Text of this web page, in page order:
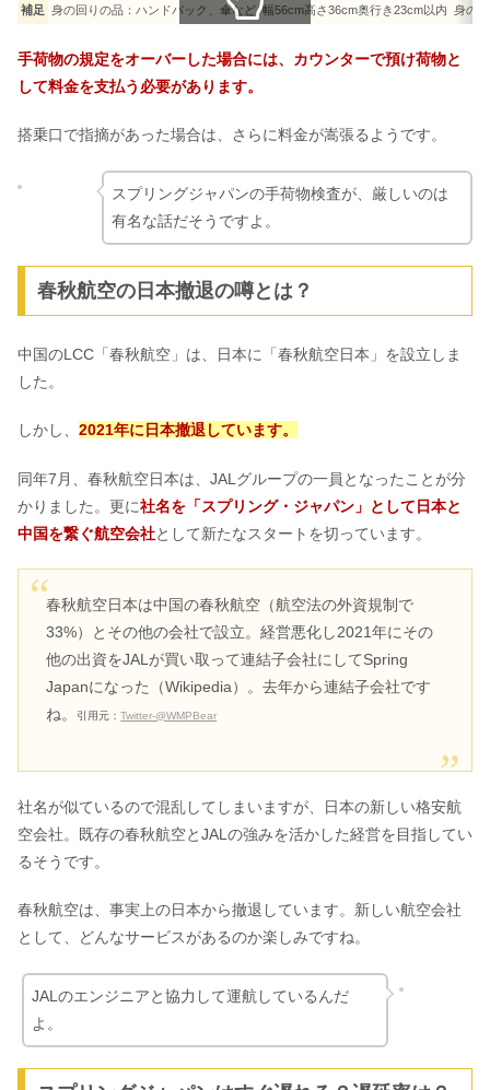
補足 身の回りの品：ハンドバック、傘など 幅56cm高さ36cm奥行き23cm以内 身の
手荷物の規定をオーバーした場合には、カウンターで預け荷物と
して料金を支払う必要があります。
搭乗口で指摘があった場合は、さらに料金が嵩張るようです。
スプリングジャパンの手荷物検査が、厳しいのは
有名な話だそうですよ。
春秋航空の日本撤退の噂とは？
中国のLCC「春秋航空」は、日本に「春秋航空日本」を設立しま
した。
しかし、 2021年に日本撤退しています。
同年7月、春秋航空日本は、JALグループの一員となったことが分
かりました。更に社名を「スプリング・ジャパン」として日本と
中国を繋ぐ航空会社として新たなスタートを切っています。
春秋航空日本は中国の春秋航空（航空法の外資規制で
33%）とその他の会社で設立。経営悪化し2021年にその
他の出資をJALが買い取って連結子会社にしてSpring
Japanになった（Wikipedia）。去年から連結子会社です
ね。
引用元：Twitter-@WMPBear
社名が似ているので混乱してしまいますが、日本の新しい格安航
空会社。既存の春秋航空とJALの強みを活かした経営を目指してい
るそうです。
春秋航空は、事実上の日本から撤退しています。新しい航空会社
として、どんなサービスがあるのか楽しみですね。
JALのエンジニアと協力して運航しているんだ
よ。